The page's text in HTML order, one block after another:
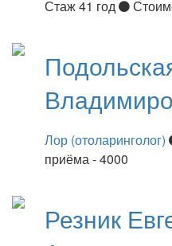
Стаж 41 год
Лор (отоларинголог)
приёма - 4000
Резник